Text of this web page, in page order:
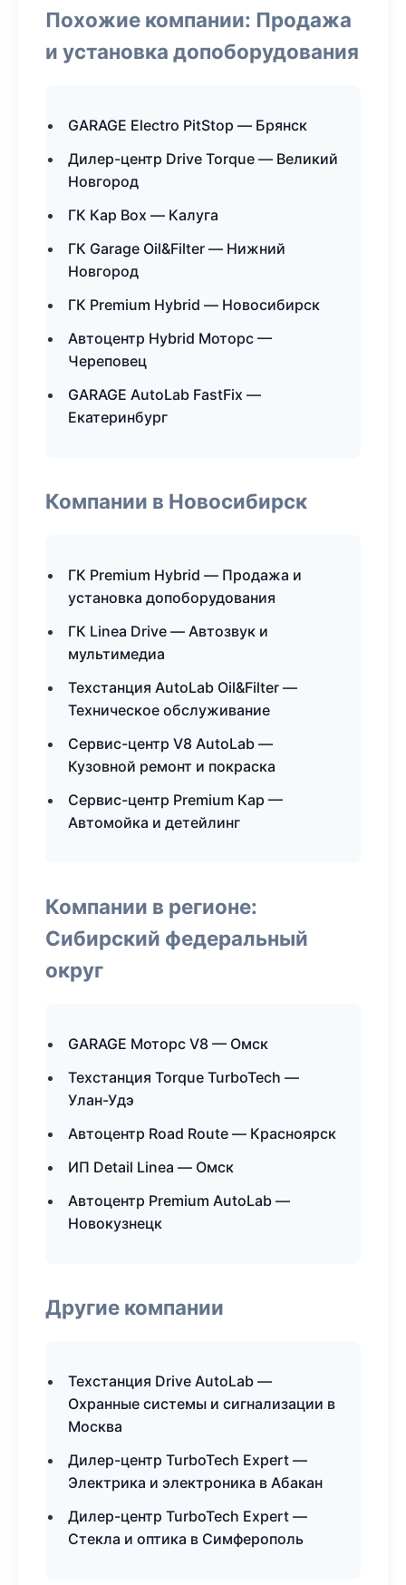
Похожие компании: Продажа
и установка допоборудования
GARAGE Electro PitStop — Брянск
Дилер-центр Drive Torque — Великий
Новгород
ГК Кар Box — Калуга
ГК Garage Oil&Filter — Нижний
Новгород
ГК Premium Hybrid — Новосибирск
Автоцентр Hybrid Моторс —
Череповец
GARAGE AutoLab FastFix —
Екатеринбург
Компании в Новосибирск
ГК Premium Hybrid — Продажа и
установка допоборудования
ГК Linea Drive — Автозвук и
мультимедиа
Техстанция AutoLab Oil&Filter —
Техническое обслуживание
Сервис-центр V8 AutoLab —
Кузовной ремонт и покраска
Сервис-центр Premium Кар —
Автомойка и детейлинг
Компании в регионе:
Сибирский федеральный
округ
GARAGE Моторс V8 — Омск
Техстанция Torque TurboTech —
Улан-Удэ
Автоцентр Road Route — Красноярск
ИП Detail Linea — Омск
Автоцентр Premium AutoLab —
Новокузнецк
Другие компании
Техстанция Drive AutoLab —
Охранные системы и сигнализации в
Москва
Дилер-центр TurboTech Expert —
Электрика и электроника в Абакан
Дилер-центр TurboTech Expert —
Стекла и оптика в Симферополь